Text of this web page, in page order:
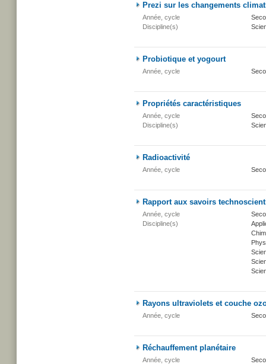
Prezi sur les changements
Année, cycle
Discipline(s)
Probiotique et yogourt
Année, cycle
Propriétés caractéristiques
Année, cycle
Discipline(s)
Radioactivité
Année, cycle
Rapport aux savoirs
Année, cycle
Discipline(s)
Rayons ultraviolets et couche
Année, cycle
Réchauffement planétaire
Année, cycle